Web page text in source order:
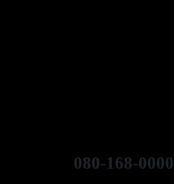
080-168-0000